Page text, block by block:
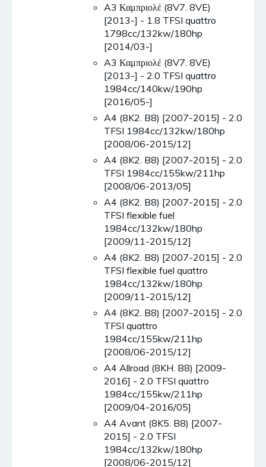
A3 Καμπριολέ (8V7. 8VE)
[2013-] - 1.8 TFSI quattro
1798cc/132kw/180hp
[2014/03-]
A3 Καμπριολέ (8V7. 8VE)
[2013-] - 2.0 TFSI quattro
1984cc/140kw/190hp
[2016/05-]
A4 (8K2. B8) [2007-2015] - 2.0
TFSI 1984cc/132kw/180hp
[2008/06-2015/12]
A4 (8K2. B8) [2007-2015] - 2.0
TFSI 1984cc/155kw/211hp
[2008/06-2013/05]
A4 (8K2. B8) [2007-2015] - 2.0
TFSI flexible fuel
1984cc/132kw/180hp
[2009/11-2015/12]
A4 (8K2. B8) [2007-2015] - 2.0
TFSI flexible fuel quattro
1984cc/132kw/180hp
[2009/11-2015/12]
A4 (8K2. B8) [2007-2015] - 2.0
TFSI quattro
1984cc/155kw/211hp
[2008/06-2015/12]
A4 Allroad (8KH. B8) [2009-
2016] - 2.0 TFSI quattro
1984cc/155kw/211hp
[2009/04-2016/05]
A4 Avant (8K5. B8) [2007-
2015] - 2.0 TFSI
1984cc/132kw/180hp
[2008/06-2015/12]